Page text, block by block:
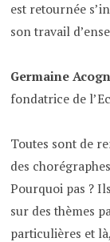
est retournée
son travail
Germaine
fondatrice de
Toutes sont de
des
Pourquoi pas ?
sur des thèmes
particulières et